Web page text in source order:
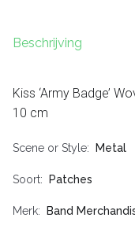
Beschrijving
Kiss ‘Army Badge’
10 cm
Scene or Style Metal
Soort Patches
Merk Band